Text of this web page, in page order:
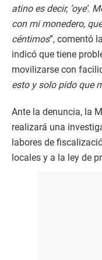
atino es decir, ‘oye’.
con mi monedero,
céntimos”, comentó
indicó que tiene
movilizarse con
esto y solo pido que
Ante la denuncia, la
realizará una
labores de
locales y a la ley de